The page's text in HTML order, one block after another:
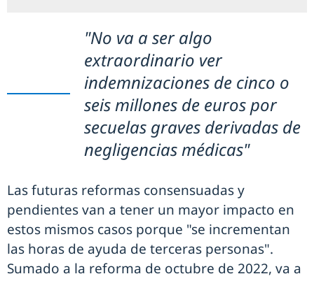
"No va a ser algo
extraordinario ver
indemnizaciones de cinco o
seis millones de euros por
secuelas graves derivadas de
negligencias médicas"
Las futuras reformas consensuadas y
pendientes van a tener un mayor impacto en
estos mismos casos porque "se incrementan
las horas de ayuda de terceras personas".
Sumado a la reforma de octubre de 2022, va a